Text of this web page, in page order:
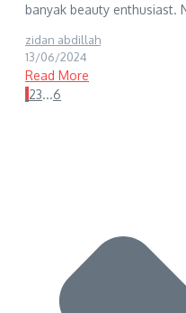
banyak beauty enthusiast.
zidan abdillah
13/06/2024
Read More
123...6